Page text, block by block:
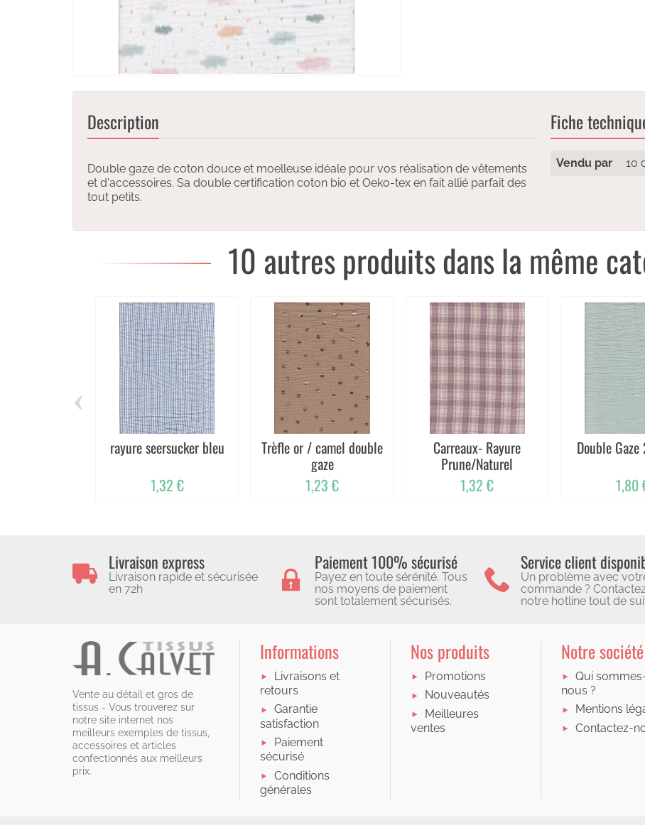
Description
Double gaze de coton douce et moelleuse idéale pour vos réalisation de vêtements
et d'accessoires. Sa double certification coton bio et Oeko-tex en fait allié parfait des
tout petits.
Fiche
Vendu par 10
10 autres produits dans la même
rayure seersucker bleu
1,32 €
Trèfle or / camel double
gaze
1,23 €
Carreaux- Rayure
Prune/Naturel
1,32 €
Double
1,80
‹
Livraison express
Livraison rapide et sécurisée
en 72h
Paiement 100% sécurisé
Payez en toute sérénité. Tous
nos moyens de paiement
sont totalement sécurisés.
Service client
Un problème avec
commande ?
notre hotline tout de
Vente au détail et gros de
tissus - Vous trouverez sur
notre site internet nos
meilleurs exemples de tissus,
accessoires et articles
confectionnés aux meilleurs
prix.
Informations
Livraisons et
retours
Garantie
satisfaction
Paiement
sécurisé
Conditions
générales
Nos produits
Promotions
Nouveautés
Meilleures
ventes
Notre société
Qui
nous ?
Mentions
Contactez-